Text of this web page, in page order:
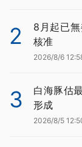
2
8月起已
核准
2026/8/6
3
白海豚估
形成
2026/8/5